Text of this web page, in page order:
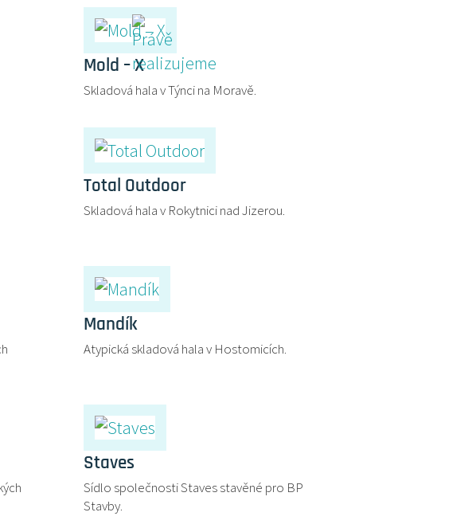
Mold – X
Skladová hala v Týnci na Moravě.
Total Outdoor
Skladová hala v Rokytnici nad Jizerou.
Mandík
Atypická skladová hala v Hostomicích.
Staves
Sídlo společnosti Staves stavěné pro BP
Stavby.